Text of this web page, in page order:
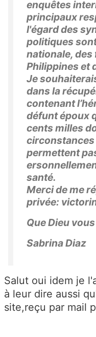
enquêtes
principaux
l'égard des
politiques
nationale, des
Philippines et
Je
dans la
contenant
défunt époux
cents milles
circonstances
permettent
santé.
Merci de me
privée:
Que Dieu
Sabrina Diaz
Salut oui idem je
à leur dire aussi
site,reçu par mail